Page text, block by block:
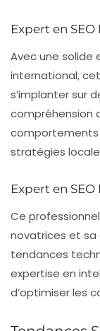
Expert en SEO
Avec une solide
international,
s’implanter sur
compréhension
comportements
stratégies
Expert en SEO
Ce
novatrices et sa
tendances
expertise en
d’optimiser les